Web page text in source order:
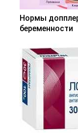
Нормы
беременности